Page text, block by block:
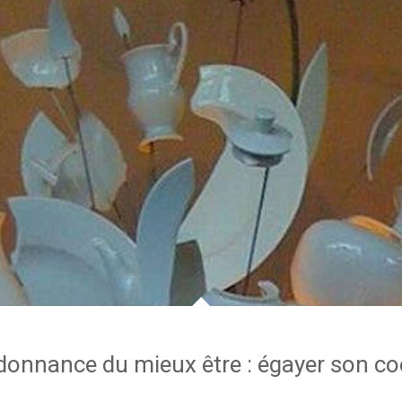
du mieux être : égayer son